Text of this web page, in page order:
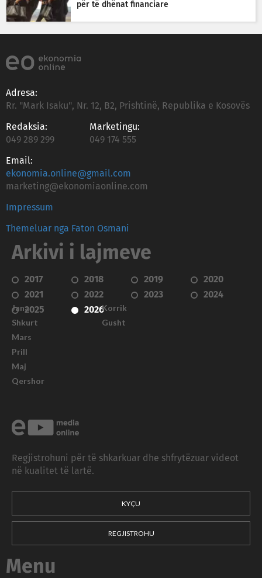
për të dhënat financiare
Adresa:
Rr. "Mark Isaku", Nr. 12, B2, Prishtinë, Republika e Kosovës
Redaksia:
049 289 299
Marketingu:
049 174 555
Email:
ekonomia.online@gmail.com
marketing@ekonomiaonline.com
Impressum
Themeluar nga Faton Osmani
Arkivi i lajmeve
2017 2018 2019
2020
2021
2022 2023
2024
2025
2026
Janar
Shkurt
Mars
Prill
Maj
Qershor
Korrik
Gusht
Regjistrohuni për të shkarkuar dhe shfrytëzuar videot
në kualitet të lartë.
KYÇU
REGJISTROHU
Menu